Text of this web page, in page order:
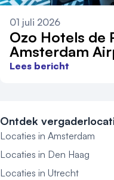
01 juli 2026
Ozo Hotels de
Amsterdam
Lees bericht
Ontdek
Locaties in Amsterdam
Locaties in Den Haag
Locaties in Utrecht